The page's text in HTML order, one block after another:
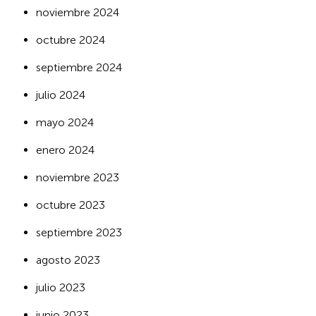
noviembre 2024
octubre 2024
septiembre 2024
julio 2024
mayo 2024
enero 2024
noviembre 2023
octubre 2023
septiembre 2023
agosto 2023
julio 2023